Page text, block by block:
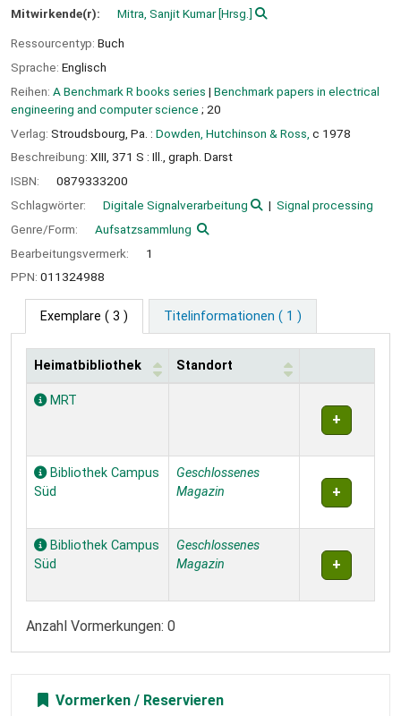
Mitwirkende(r): Mitra, Sanjit Kumar[Hrsg.]
Ressourcentyp: Buch
Sprache: Englisch
Reihen: A Benchmark R books series | Benchmark papers in electrical
engineering and computer science ; 20
Verlag: Stroudsbourg, Pa. : Dowden, Hutchinson & Ross, c 1978
Beschreibung: XIII, 371 S : Ill., graph. Darst
ISBN:
0879333200
Schlagwörter:
Digitale Signalverarbeitung
Signal processing
Genre/Form:
Aufsatzsammlung
Bearbeitungsvermerk:
1
PPN: 011324988
Exemplare ( 3 ) Titelinformationen ( 1 )
Exemplare
Heimatbibliothek Standort
MRT
Bibliothek Campus
Süd
Geschlossenes
Magazin
Bibliothek Campus
Süd
Geschlossenes
Magazin
Anzahl Vormerkungen: 0
Vormerken